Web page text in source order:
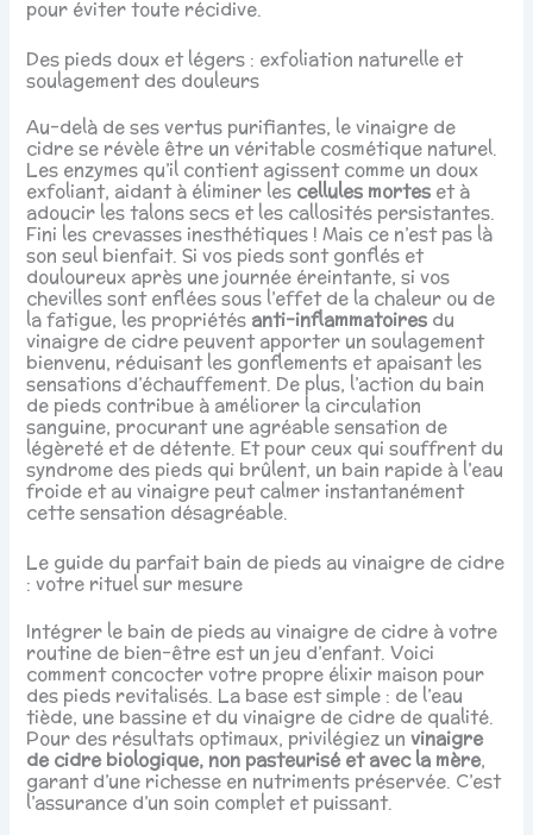
pour éviter toute récidive.
Des pieds doux et légers : exfoliation naturelle et
soulagement des douleurs
Au-delà de ses vertus purifiantes, le vinaigre de
cidre se révèle être un véritable cosmétique naturel.
Les enzymes qu’il contient agissent comme un doux
exfoliant, aidant à éliminer les cellules mortes et à
adoucir les talons secs et les callosités persistantes.
Fini les crevasses inesthétiques ! Mais ce n’est pas là
son seul bienfait. Si vos pieds sont gonflés et
douloureux après une journée éreintante, si vos
chevilles sont enflées sous l’effet de la chaleur ou de
la fatigue, les propriétés anti-inflammatoires du
vinaigre de cidre peuvent apporter un soulagement
bienvenu, réduisant les gonflements et apaisant les
sensations d’échauffement. De plus, l’action du bain
de pieds contribue à améliorer la circulation
sanguine, procurant une agréable sensation de
légèreté et de détente. Et pour ceux qui souffrent du
syndrome des pieds qui brûlent, un bain rapide à l’eau
froide et au vinaigre peut calmer instantanément
cette sensation désagréable.
Le guide du parfait bain de pieds au vinaigre de cidre
: votre rituel sur mesure
Intégrer le bain de pieds au vinaigre de cidre à votre
routine de bien-être est un jeu d’enfant. Voici
comment concocter votre propre élixir maison pour
des pieds revitalisés. La base est simple : de l’eau
tiède, une bassine et du vinaigre de cidre de qualité.
Pour des résultats optimaux, privilégiez unvinaigre
de cidre biologique, non pasteurisé et avec la mère,
garant d’une richesse en nutriments préservée. C’est
l’assurance d’un soin complet et puissant.